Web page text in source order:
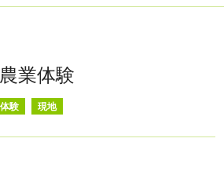
業体験
体験 現地